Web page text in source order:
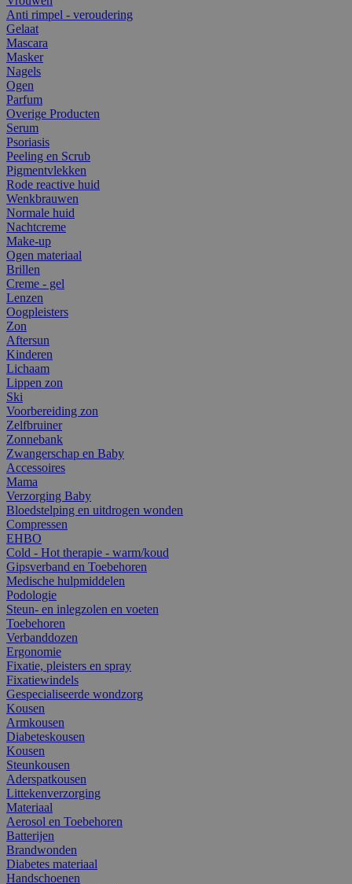
Anti rimpel - veroudering
Gelaat
Mascara
Masker
Nagels
Ogen
Parfum
Overige Producten
Serum
Psoriasis
Peeling en Scrub
Pigmentvlekken
Rode reactive huid
Wenkbrauwen
Normale huid
Nachtcreme
Make-up
Ogen materiaal
Brillen
Creme - gel
Lenzen
Oogpleisters
Zon
Aftersun
Kinderen
Lichaam
Lippen zon
Ski
Voorbereiding zon
Zelfbruiner
Zonnebank
Zwangerschap en Baby
Accessoires
Mama
Verzorging Baby
Bloedstelping en uitdrogen wonden
Compressen
EHBO
Cold - Hot therapie - warm/koud
Gipsverband en Toebehoren
Medische hulpmiddelen
Podologie
Steun- en inlegzolen en voeten
Toebehoren
Verbanddozen
Ergonomie
Fixatie, pleisters en spray
Fixatiewindels
Gespecialiseerde wondzorg
Kousen
Armkousen
Diabeteskousen
Kousen
Steunkousen
Aderspatkousen
Littekenverzorging
Materiaal
Aerosol en Toebehoren
Batterijen
Brandwonden
Diabetes materiaal
Handschoenen